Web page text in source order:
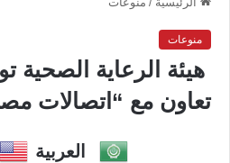
منوعات
هيئة الرعاية الصحية
تعاون مع “اتصالات
العربية